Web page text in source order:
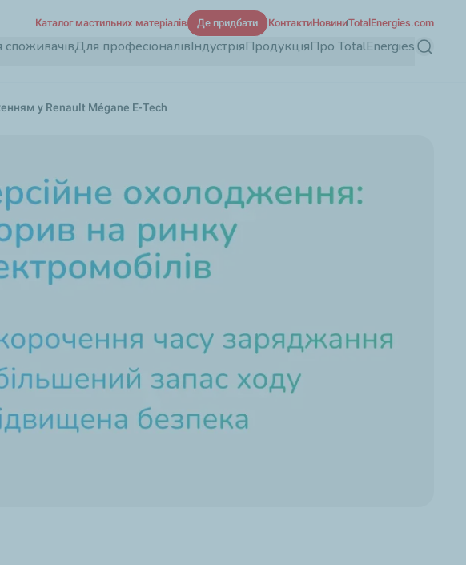
Для професіоналівІндустріяПродукціяПро TotalEnergies Пошук
Каталог мастильних матеріалів Де придбати КонтактиНовиниTotalEnergies.com
у Renault Mégane E-Tech